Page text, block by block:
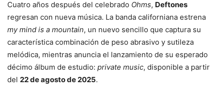
Cuatro años después del celebrado Ohms, Deftones
regresan con nueva música. La banda californiana estrena
my mind is a mountain, un nuevo sencillo que captura su
característica combinación de peso abrasivo y sutileza
melódica, mientras anuncia el lanzamiento de su esperado
décimo álbum de estudio: private music, disponible a partir
del 22 de agosto de 2025.